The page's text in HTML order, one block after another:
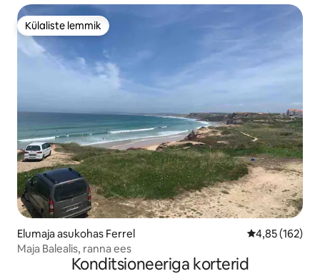
Külaliste lemmik
Külaliste lemmik
Elumaja asukohas Ferrel Keskmine
4,85 (162)
Maja Balealis, ranna ees
Konditsioneeriga korterid